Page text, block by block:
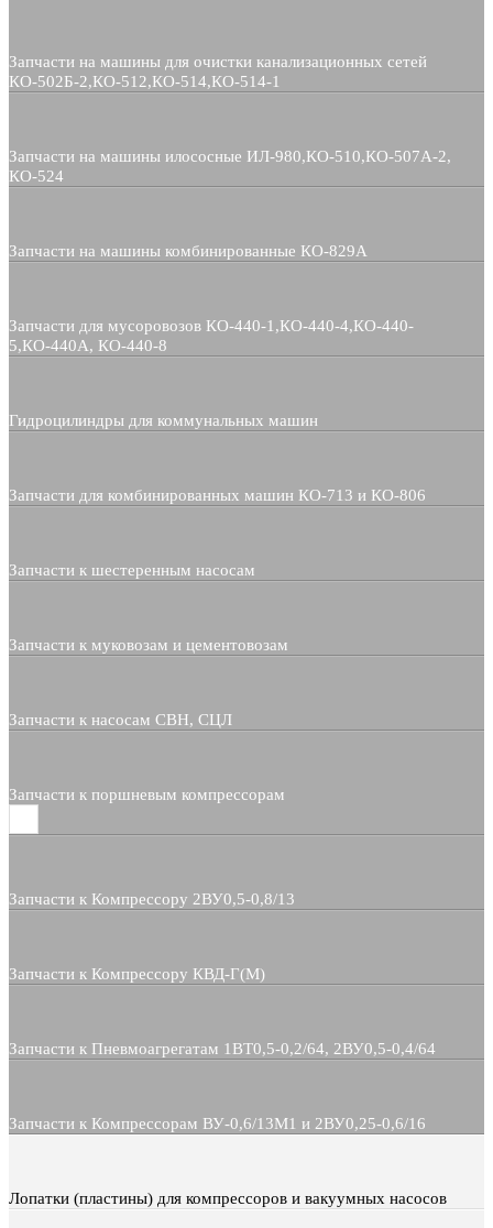
Запчасти на машины для очистки канализационных сетей
КО-502Б-2,КО-512,КО-514,КО-514-1
Запчасти на машины илососные ИЛ-980,КО-510,КО-507А-2,
КО-524
Запчасти на машины комбинированные КО-829А
Запчасти для мусоровозов КО-440-1,КО-440-4,КО-440-
5,КО-440А, КО-440-8
Гидроцилиндры для коммунальных машин
Запчасти для комбинированных машин КО-713 и КО-806
Запчасти к шестеренным насосам
Запчасти к муковозам и цементовозам
Запчасти к насосам СВН, СЦЛ
Запчасти к поршневым компрессорам
Запчасти к Компрессору 2ВУ0,5-0,8/13
Запчасти к Компрессору КВД-Г(М)
Запчасти к Пневмоагрегатам 1ВТ0,5-0,2/64, 2ВУ0,5-0,4/64
Запчасти к Компрессорам ВУ-0,6/13М1 и 2ВУ0,25-0,6/16
Лопатки (пластины) для компрессоров и вакуумных насосов